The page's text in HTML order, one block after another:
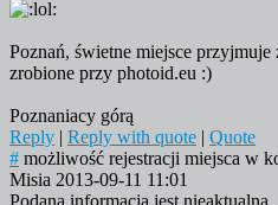
Poznań, świetne miejsce
zrobione przy photoid.eu :)
Poznaniacy górą
Reply | Reply with quote | Quote
# możliwość rejestracji miejsca w
Misia 2013-09-11 11:01